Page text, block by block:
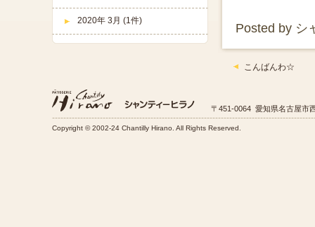
Posted by シ
こんばんわ☆
2020年 3月 (1件)
〒451-0064 愛知県名古屋市
Copyright © 2002-24 Chantilly Hirano. All Rights Reserved.